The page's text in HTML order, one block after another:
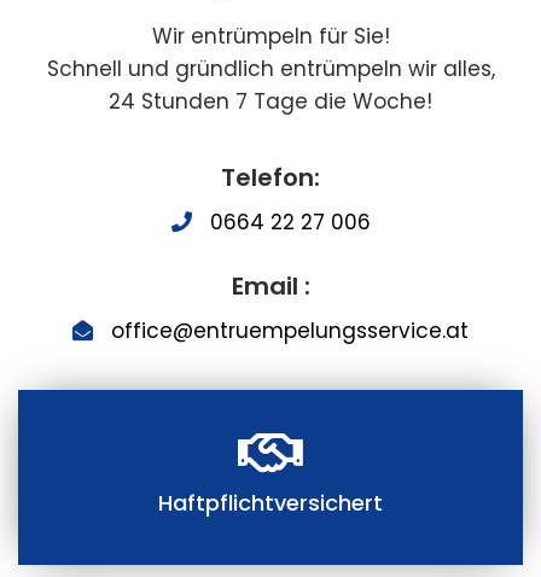
Wir entrümpeln für Sie!
Schnell und gründlich entrümpeln wir alles,
24 Stunden 7 Tage die Woche!
Telefon:
0664 22 27 006
Email :
office@entruempelungsservice.at
Haftpflichtversichert